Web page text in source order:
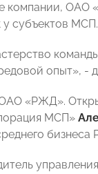
компании, ОАО
у субъектов МСП.
опыт», -
«РЖД».
МСП»